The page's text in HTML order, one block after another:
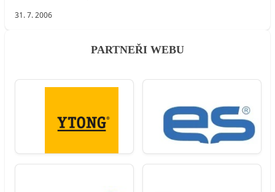
31. 7. 2006
PARTNEŘI WEBU